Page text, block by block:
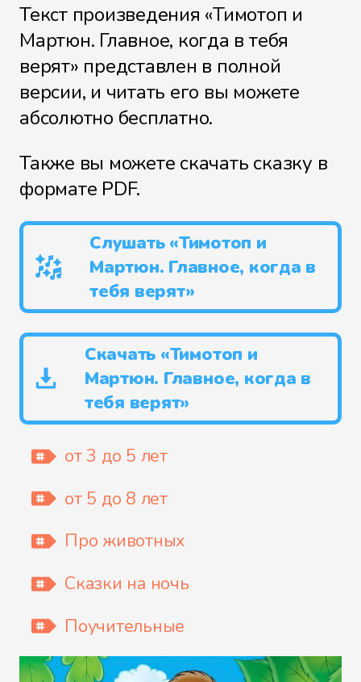
Текст произведения «Тимотоп и
Мартюн. Главное, когда в тебя
верят» представлен в полной
версии, и читать его вы можете
абсолютно бесплатно.
Также вы можете скачать сказку в
формате PDF.
Слушать «Тимотоп и
Мартюн. Главное, когда в
тебя верят»
Скачать «Тимотоп и
Мартюн. Главное, когда в
тебя верят»
от 3 до 5 лет
от 5 до 8 лет
Про животных
Сказки на ночь
Поучительные